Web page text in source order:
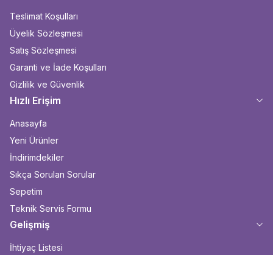
Teslimat Koşulları
Üyelik Sözleşmesi
Satış Sözleşmesi
Garanti ve İade Koşulları
Gizlilik ve Güvenlik
Hızlı Erişim
Anasayfa
Yeni Ürünler
İndirimdekiler
Sıkça Sorulan Sorular
Sepetim
Teknik Servis Formu
Gelişmiş
İhtiyaç Listesi